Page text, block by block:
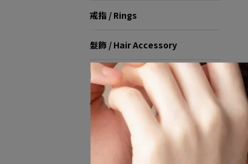
戒指 / Rings
髮飾 / Hair Accessory
關於我們 / About Us
優尼聖運動聯盟